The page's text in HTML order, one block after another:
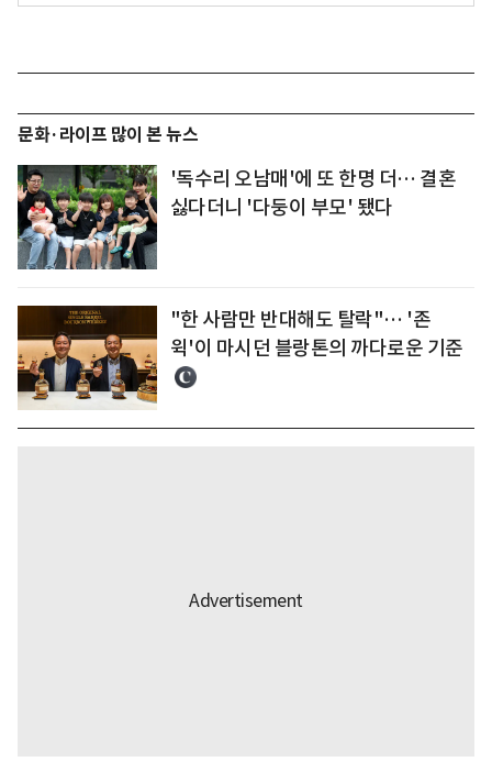
문화·라이프 많이 본 뉴스
'독수리 오남매'에 또 한명 더… 결혼
싫다더니 '다둥이 부모' 됐다
"한 사람만 반대해도 탈락"… '존
윅'이 마시던 블랑톤의 까다로운 기준